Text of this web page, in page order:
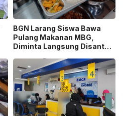
BGN Larang Siswa Bawa
Pulang Makanan MBG,
Diminta Langsung Disantap